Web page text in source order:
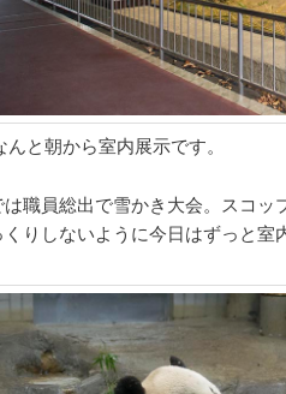
んと朝から室内展示です。
は職員総出で雪かき大会。スコッ
くりしないように今日はずっと室